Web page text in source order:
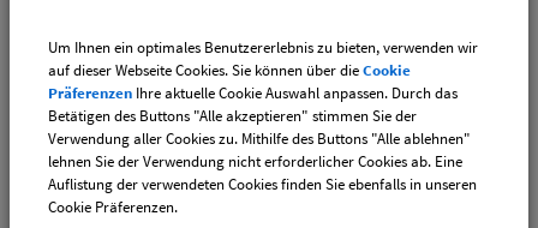
Gemeinde Pliening
Geltinger Str. 18
85652 Pliening
Drucken
Um Ihnen ein optimales Benutzererlebnis zu bieten, verwenden wir
auf dieser Webseite Cookies. Sie können über dieCookie
Präferenzen Ihre aktuelle Cookie Auswahl anpassen. Durch das
Betätigen des Buttons "Alle akzeptieren" stimmen Sie der
Verwendung aller Cookies zu. Mithilfe des Buttons "Alle ablehnen"
lehnen Sie der Verwendung nicht erforderlicher Cookies ab. Eine
Auflistung der verwendeten Cookies finden Sie ebenfalls in unseren
Cookie Präferenzen.